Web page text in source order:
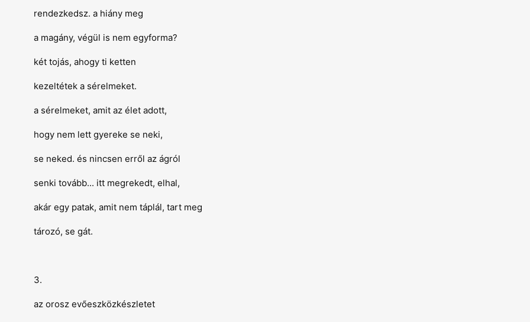
rendezkedsz. a hiány meg
a magány, végül is nem egyforma?
két tojás, ahogy ti ketten
kezeltétek a sérelmeket.
a sérelmeket, amit az élet adott,
hogy nem lett gyereke se neki,
se neked. és nincsen erről az ágról
senki tovább... itt megrekedt, elhal,
akár egy patak, amit nem táplál, tart meg
tározó, se gát.
3.
az orosz evőeszközkészletet